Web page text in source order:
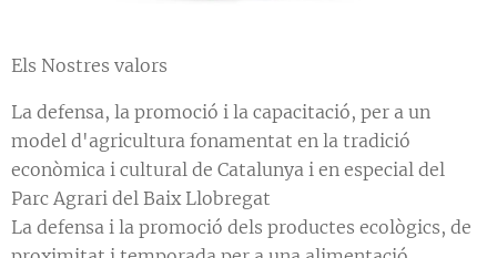
Els Nostres valors
La defensa, la promoció i la capacitació, per a un
model d'agricultura fonamentat en la tradició
econòmica i cultural de Catalunya i en especial del
Parc Agrari del Baix Llobregat
La defensa i la promoció dels productes ecològics, de